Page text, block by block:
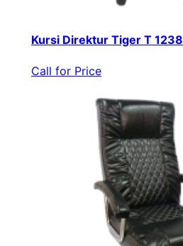
Kursi Direktur Tiger T 1238
Call for Price